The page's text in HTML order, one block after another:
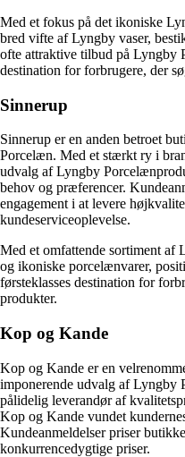
Med et fokus på det ikoniske
bred vifte af Lyngby vaser,
ofte attraktive tilbud på Lyngby
destination for forbrugere, der
Sinnerup
Sinnerup er en anden betroet
Porcelæn. Med et stærkt ry i
udvalg af Lyngby
behov og præferencer.
engagement i at levere
kundeserviceoplevelse.
Med et omfattende sortiment af
og ikoniske porcelænvarer,
førsteklasses destination for
produkter.
Kop og Kande
Kop og Kande er en
imponerende udvalg af Lyngby
pålidelig leverandør af
Kop og Kande vundet
Kundeanmeldelser priser
konkurrencedygtige priser.